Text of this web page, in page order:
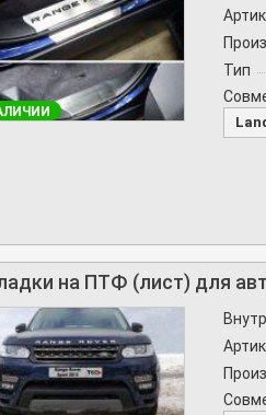
Тип
на ПТФ (лист) для